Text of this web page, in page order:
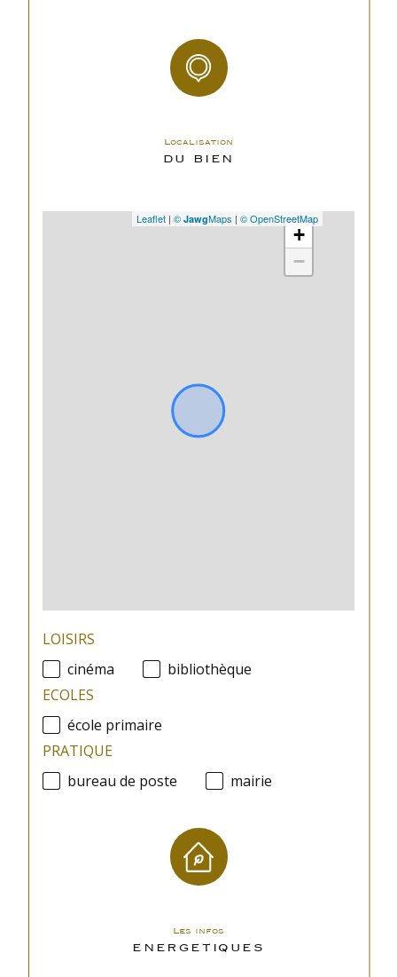
des charges
Les infos
ENERGETIQUES
Localisation
DU BIEN
+
−
Leaflet | © JawgMaps | © OpenStreetMap
LOISIRS
cinéma
bibliothèque
ECOLES
école primaire
PRATIQUE
bureau de poste
mairie